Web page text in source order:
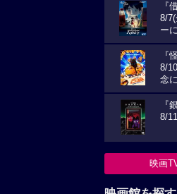
『
8/
ー
『
8/
念
『
8/
映画